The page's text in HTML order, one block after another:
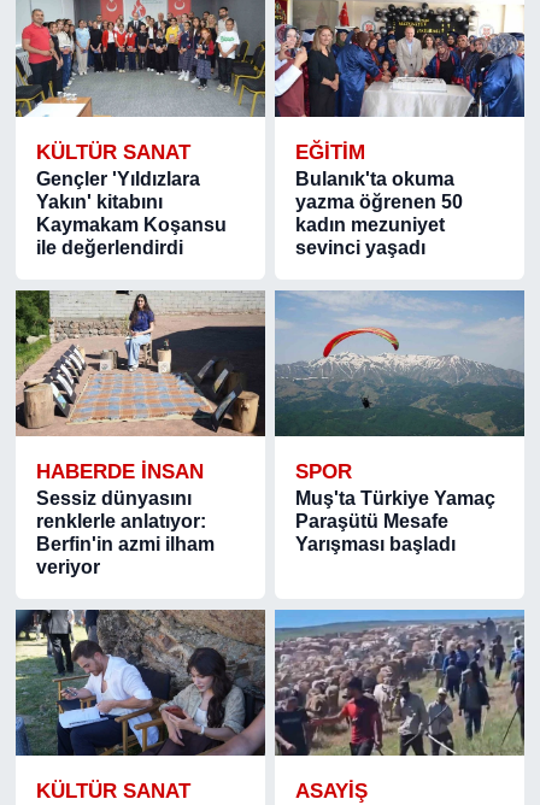
KÜLTÜR SANAT
Gençler 'Yıldızlara
Yakın' kitabını
Kaymakam Koşansu
ile değerlendirdi
EĞİTİM
Bulanık'ta okuma
yazma öğrenen 50
kadın mezuniyet
sevinci yaşadı
HABERDE INSAN
Sessiz dünyasını
renklerle anlatıyor:
Berfin'in azmi ilham
veriyor
SPOR
Muş'ta Türkiye Yamaç
Paraşütü Mesafe
Yarışması başladı
KÜLTÜR SANAT ASAYIŞ
ÇEVRE
YAŞAM
BİLİM - TEKNOLOJİ
KADIN
KÜLTÜR SANAT
MAGAZİN